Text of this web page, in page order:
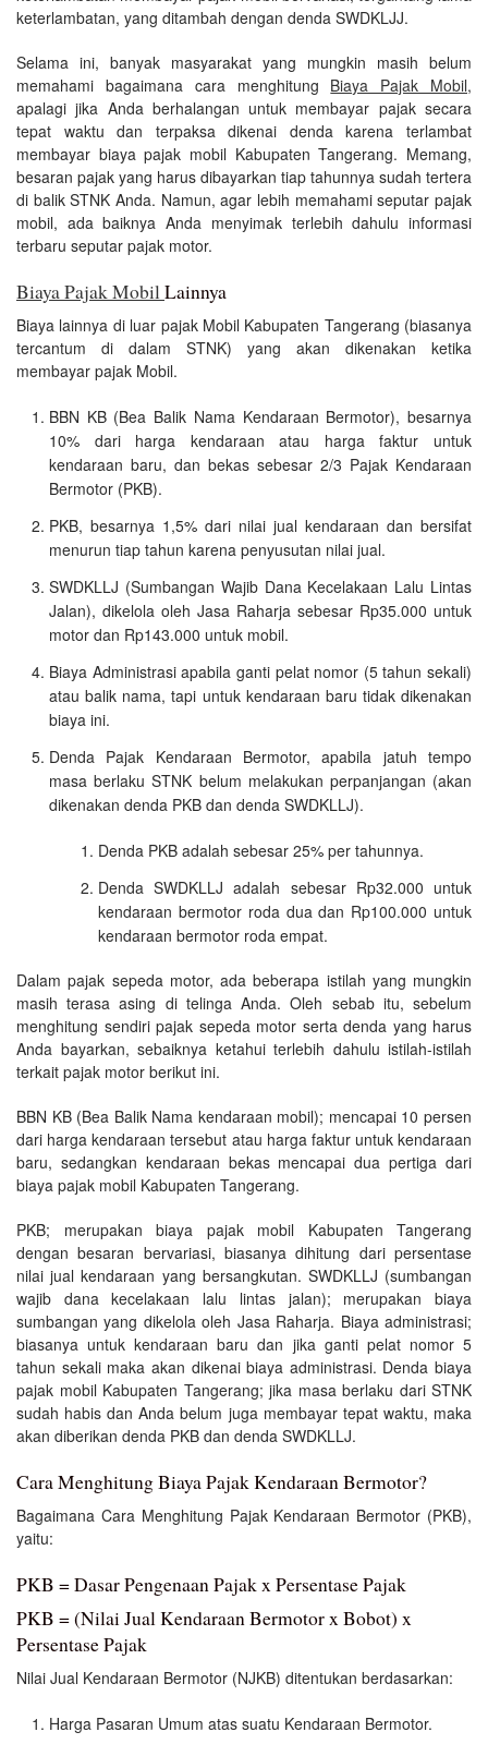
keterlambatan, yang ditambah dengan denda SWDKLJJ.
Selama ini, banyak masyarakat yang mungkin masih belum
memahami bagaimana cara menghitung Biaya Pajak Mobil,
apalagi jika Anda berhalangan untuk membayar pajak secara
tepat waktu dan terpaksa dikenai denda karena terlambat
membayar biaya pajak mobil Kabupaten Tangerang. Memang,
besaran pajak yang harus dibayarkan tiap tahunnya sudah tertera
di balik STNK Anda. Namun, agar lebih memahami seputar pajak
mobil, ada baiknya Anda menyimak terlebih dahulu informasi
terbaru seputar pajak motor.
Biaya Pajak MobilLainnya
Biaya lainnya di luar pajak Mobil Kabupaten Tangerang (biasanya
tercantum di dalam STNK) yang akan dikenakan ketika
membayar pajak Mobil.
BBN KB (Bea Balik Nama Kendaraan Bermotor), besarnya
10% dari harga kendaraan atau harga faktur untuk
kendaraan baru, dan bekas sebesar 2/3 Pajak Kendaraan
Bermotor (PKB).
PKB, besarnya 1,5% dari nilai jual kendaraan dan bersifat
menurun tiap tahun karena penyusutan nilai jual.
SWDKLLJ (Sumbangan Wajib Dana Kecelakaan Lalu Lintas
Jalan), dikelola oleh Jasa Raharja sebesar Rp35.000 untuk
motor dan Rp143.000 untuk mobil.
Biaya Administrasi apabila ganti pelat nomor (5 tahun sekali)
atau balik nama, tapi untuk kendaraan baru tidak dikenakan
biaya ini.
Denda Pajak Kendaraan Bermotor, apabila jatuh tempo
masa berlaku STNK belum melakukan perpanjangan (akan
dikenakan denda PKB dan denda SWDKLLJ).
Denda PKB adalah sebesar 25% per tahunnya.
Denda SWDKLLJ adalah sebesar Rp32.000 untuk
kendaraan bermotor roda dua dan Rp100.000 untuk
kendaraan bermotor roda empat.
Dalam pajak sepeda motor, ada beberapa istilah yang mungkin
masih terasa asing di telinga Anda. Oleh sebab itu, sebelum
menghitung sendiri pajak sepeda motor serta denda yang harus
Anda bayarkan, sebaiknya ketahui terlebih dahulu istilah-istilah
terkait pajak motor berikut ini.
BBN KB (Bea Balik Nama kendaraan mobil); mencapai 10 persen
dari harga kendaraan tersebut atau harga faktur untuk kendaraan
baru, sedangkan kendaraan bekas mencapai dua pertiga dari
biaya pajak mobil Kabupaten Tangerang.
PKB; merupakan biaya pajak mobil Kabupaten Tangerang
dengan besaran bervariasi, biasanya dihitung dari persentase
nilai jual kendaraan yang bersangkutan. SWDKLLJ (sumbangan
wajib dana kecelakaan lalu lintas jalan); merupakan biaya
sumbangan yang dikelola oleh Jasa Raharja. Biaya administrasi;
biasanya untuk kendaraan baru dan jika ganti pelat nomor 5
tahun sekali maka akan dikenai biaya administrasi. Denda biaya
pajak mobil Kabupaten Tangerang; jika masa berlaku dari STNK
sudah habis dan Anda belum juga membayar tepat waktu, maka
akan diberikan denda PKB dan denda SWDKLLJ.
Cara Menghitung Biaya Pajak Kendaraan Bermotor?
Bagaimana Cara Menghitung Pajak Kendaraan Bermotor (PKB),
yaitu:
PKB = Dasar Pengenaan Pajak x Persentase Pajak
PKB = (Nilai Jual Kendaraan Bermotor x Bobot) x
Persentase Pajak
Nilai Jual Kendaraan Bermotor (NJKB) ditentukan berdasarkan:
Harga Pasaran Umum atas suatu Kendaraan Bermotor.